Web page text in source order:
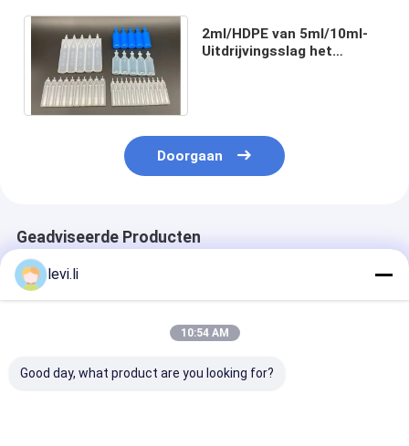
2ml/HDPE van 5ml/10ml-
Uitdrijvingsslag het
Doorgaan
Geadviseerde Producten
levi.li
10:54 AM
Good day, what product are you looking for?